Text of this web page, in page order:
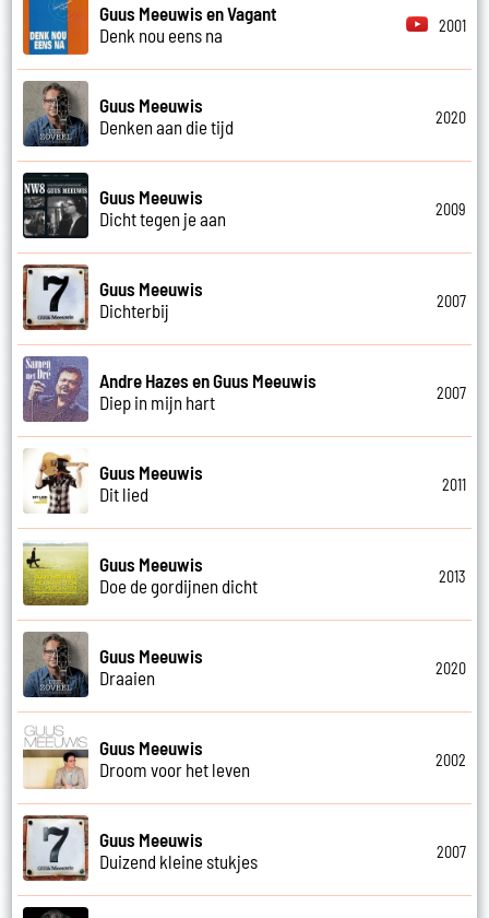
Guus Meeuwis en Vagant
Denk nou eens na
2001
Guus Meeuwis
Denken aan die tijd
2020
Guus Meeuwis
Dicht tegen je aan
2009
Guus Meeuwis
Dichterbij
2007
Andre Hazes en Guus Meeuwis
Diep in mijn hart
2007
Guus Meeuwis
Dit lied
2011
Guus Meeuwis
Doe de gordijnen dicht
2013
Guus Meeuwis
Draaien
2020
Guus Meeuwis
Droom voor het leven
2002
Guus Meeuwis
Duizend kleine stukjes
2007